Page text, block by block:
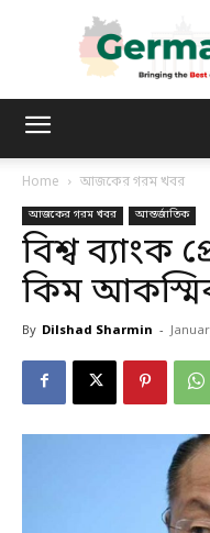
Home আজকের গরম খবর
আজকের গরম খবর আন্তর্জাতিক
বিশ্ব ব্যাংক
কিম
By Dilshad Sharmin -